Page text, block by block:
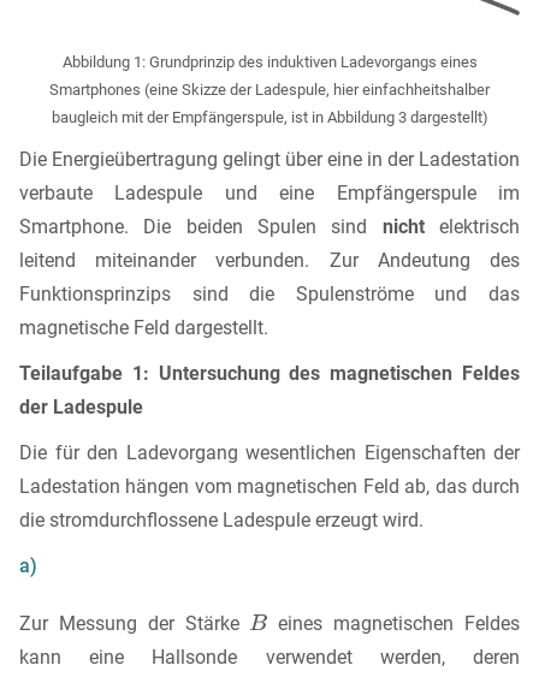
Abbildung 1: Grundprinzip des induktiven Ladevorgangs eines
Smartphones (eine Skizze der Ladespule, hier einfachheitshalber
baugleich mit der Empfängerspule, ist in Abbildung 3 dargestellt)
Die Energieübertragung gelingt über eine in der Ladestation
verbaute Ladespule und eine Empfängerspule im
Smartphone. Die beiden Spulen sind nichtelektrisch
leitend miteinander verbunden. Zur Andeutung des
Funktionsprinzips sind die Spulenströme und das
magnetische Feld dargestellt.
Teilaufgabe 1: Untersuchung des magnetischen Feldes
der Ladespule
Die für den Ladevorgang wesentlichen Eigenschaften der
Ladestation hängen vom magnetischen Feld ab, das durch
die stromdurchflossene Ladespule erzeugt wird.
a)
Zur Messung der Stärke
eines magnetischen Feldes
kann eine Hallsonde verwendet werden, deren